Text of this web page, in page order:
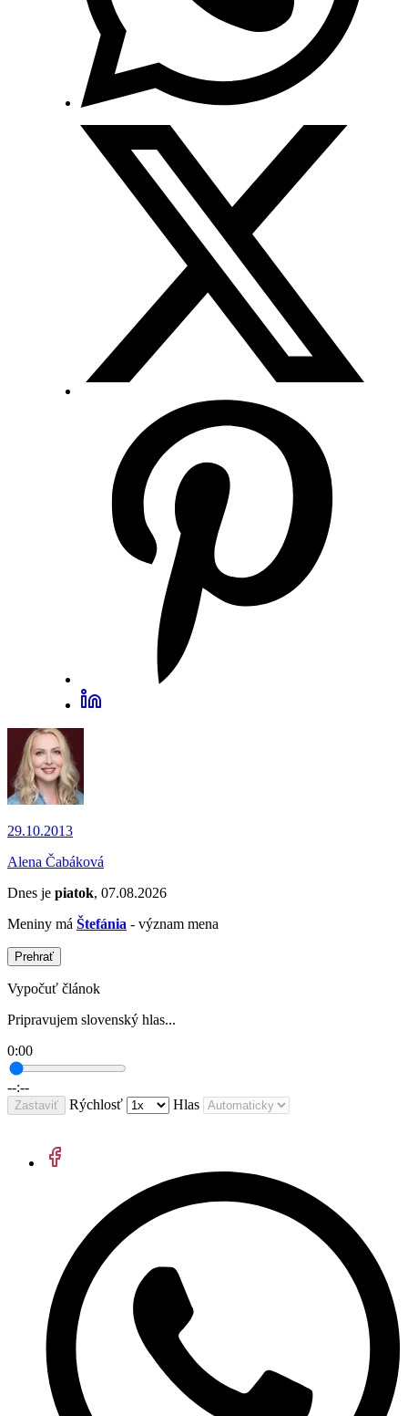
29.10.2013
Alena Čabáková
Dnes je piatok, 07.08.2026
Meniny má Štefánia - význam mena
Prehrať
Vypočuť článok
Pripravujem slovenský hlas...
0:00
--:--
Zastaviť Rýchlosť Hlas